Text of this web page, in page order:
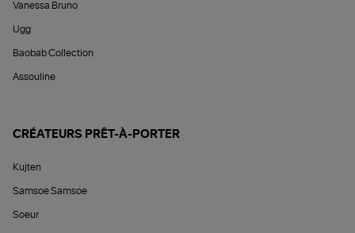
Vanessa Bruno
Ugg
Baobab Collection
Assouline
CRÉATEURS PRÊT-À-PORTER
Kujten
Samsoe Samsoe
Soeur